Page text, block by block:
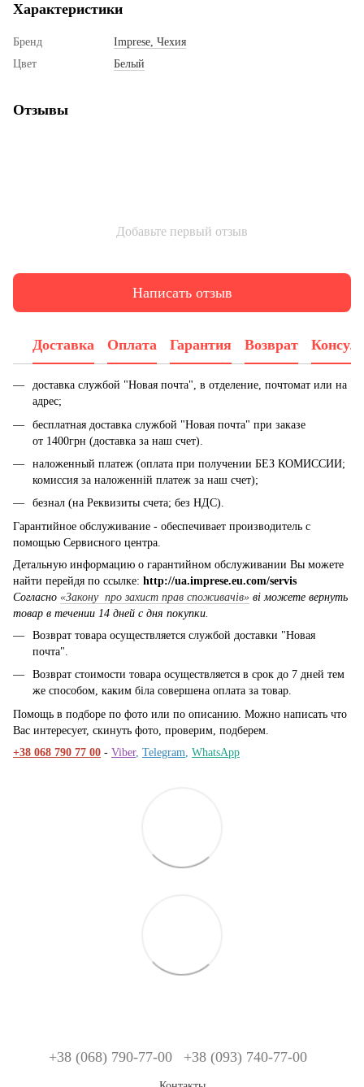
Характеристики
Бренд
Imprese, Чехия
Цвет
Белый
Отзывы
Добавьте первый отзыв
Написать отзыв
Доставка Оплата Гарантия Возврат
доставка службой "Новая почта", в отделение, почтомат или на
адрес;
бесплатная доставка службой "Новая почта" при заказе
от 1400грн (доставка за наш счет).
наложенный платеж (оплата при получении БЕЗ КОМИССИИ;
комиссия за наложенній платеж за наш счет);
безнал (на Реквизиты счета; без НДС).
Гарантийное обслуживание - обеспечивает производитель с
помощью Сервисного центра.
Детальную информацию о гарантийном обслуживании Вы можете
найти перейдя по ссылке: http://ua.imprese.eu.com/servis
Согласно «Закону про захист прав споживачів» ві можете вернуть
товар в течении 14 дней с дня покупки.
Возврат товара осуществляется службой доставки "Новая
почта".
Возврат стоимости товара осуществляется в срок до 7 дней тем
же способом, каким біла совершена оплата за товар.
Помощь в подборе по фото или по описанию. Можно написать что
Вас интересует, скинуть фото, проверим, подберем.
+38 068 790 77 00 - Viber, Telegram WhatsApp
+38 (068) 790-77-00 +38 (093) 740-77-00